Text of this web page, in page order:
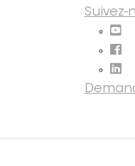
Suivez-